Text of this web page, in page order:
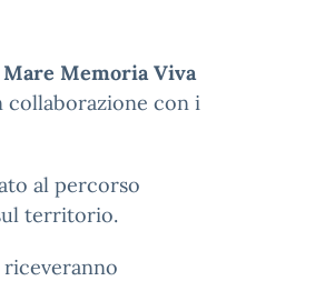
Mare Memoria Viva
collaborazione con i
al percorso
territorio.
riceveranno